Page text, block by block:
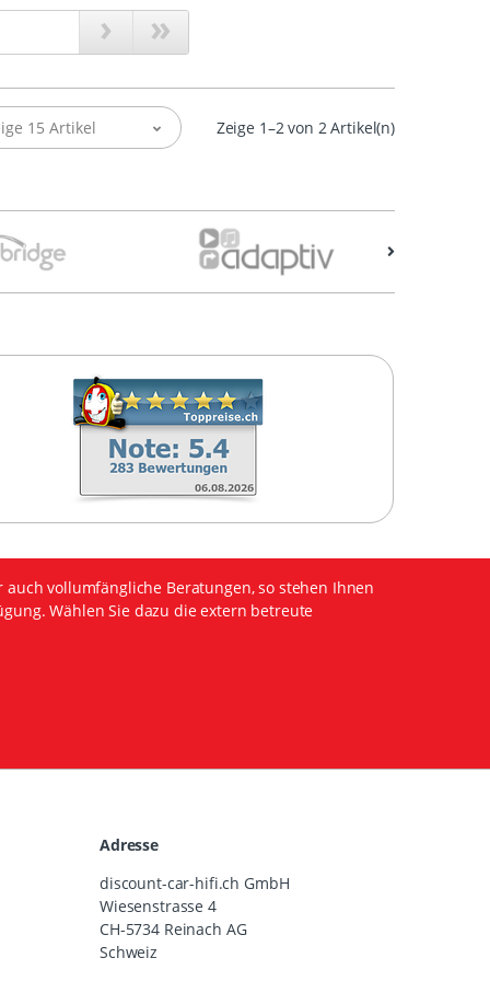
› »
15 Artikel Zeige 1–2 von 2 Artikel(n)
vollumfängliche Beratungen, so stehen Ihnen
Wählen Sie dazu die extern betreute
Adresse
discount-car-hifi.ch GmbH
Wiesenstrasse 4
CH-5734 Reinach AG
Schweiz